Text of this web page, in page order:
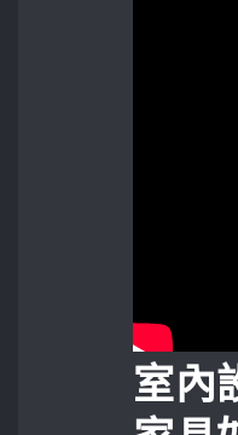
室內